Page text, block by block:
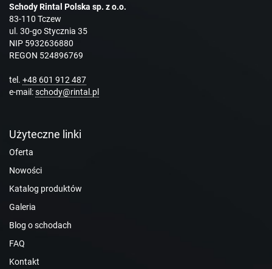
Schody Rintal Polska sp. z o.o.
83-110 Tczew
ul. 30-go Stycznia 35
NIP 5932636880
REGON 524896769
tel. +48 601 912 487
e-mail:schody@rintal.pl
Użyteczne linki
Oferta
Nowości
Katalog produktów
Galeria
Blog o schodach
FAQ
Kontakt